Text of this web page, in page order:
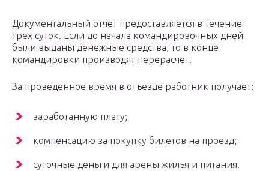
Документальный отчет предоставляется в течение
трех суток. Если до начала командировочных дней
были выданы денежные средства, то в конце
командировки производят перерасчет.
За проведенное время в отъезде работник получает:
заработанную плату;
компенсацию за покупку билетов на проезд;
суточные деньги для арены жилья и питания.